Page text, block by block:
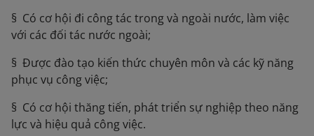
§ Có cơ hội đi công tác trong và ngoài nước, làm việc
với các đối tác nước ngoài;
§ Được đào tạo kiến thức chuyên môn và các kỹ năng
phục vụ công việc;
§ Có cơ hội thăng tiến, phát triển sự nghiệp theo năng
lực và hiệu quả công việc.